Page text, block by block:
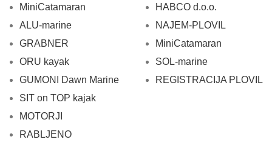
MiniCatamaran
ALU-marine
GRABNER
ORU kayak
GUMONI Dawn Marine
SIT on TOP kajak
MOTORJI
RABLJENO
HABCO d.o.o.
NAJEM-PLOVIL
MiniCatamaran
SOL-marine
REGISTRACIJA PLOVIL